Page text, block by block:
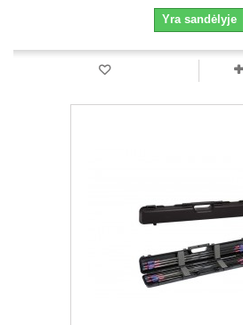
Yra sandėlyje